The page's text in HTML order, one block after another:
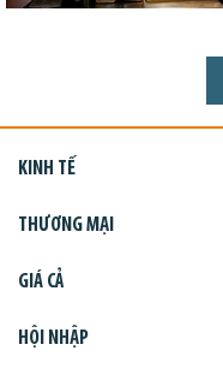
KINH TẾ
THƯƠNG MẠI
GIÁ CẢ
HỘI NHẬP